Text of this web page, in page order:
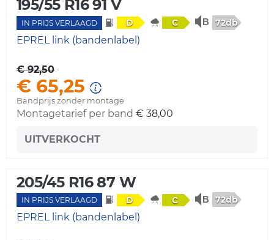
195/55 R16 91 V
IN PRIJS VERLAAGD D C 72db
EPREL link (bandenlabel)
€ 92,50
€ 65,25
Bandprijs zonder montage
Montagetarief per band € 38,00
UITVERKOCHT
205/45 R16 87 W
IN PRIJS VERLAAGD D C 72db
EPREL link (bandenlabel)